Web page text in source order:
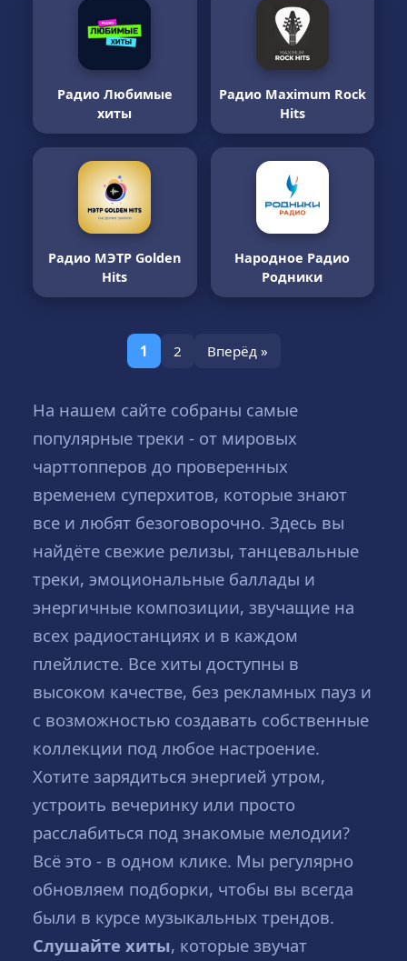
Радио Любимые
хиты
Радио Maximum Rock
Hits
Радио МЭТР Golden
Hits
Народное Радио
Родники
1 2 Вперёд »
На нашем сайте собраны самые
популярные треки - от мировых
чарттопперов до проверенных
временем суперхитов, которые знают
все и любят безоговорочно. Здесь вы
найдёте свежие релизы, танцевальные
треки, эмоциональные баллады и
энергичные композиции, звучащие на
всех радиостанциях и в каждом
плейлисте. Все хиты доступны в
высоком качестве, без рекламных пауз и
с возможностью создавать собственные
коллекции под любое настроение.
Хотите зарядиться энергией утром,
устроить вечеринку или просто
расслабиться под знакомые мелодии?
Всё это - в одном клике. Мы регулярно
обновляем подборки, чтобы вы всегда
были в курсе музыкальных трендов.
Слушайте хиты, которые звучат